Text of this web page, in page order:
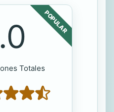
POPULAR
Totales